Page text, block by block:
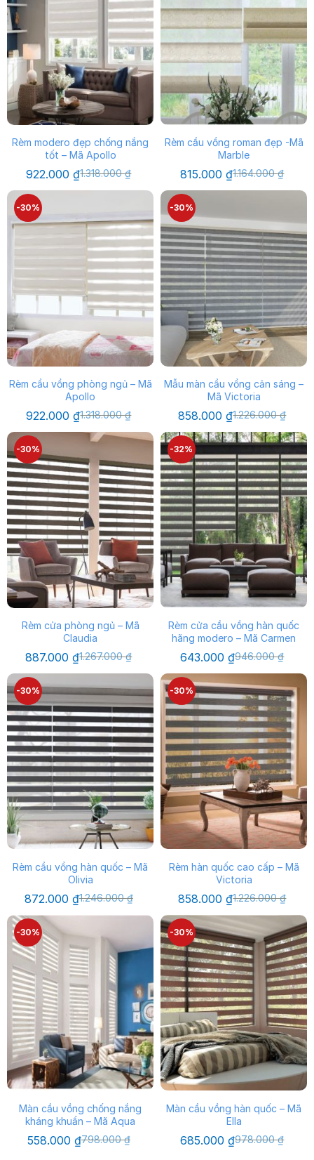
Rèm modero đẹp chống nắng
tốt – Mã Apollo
1.318.000₫
Giá
922.000₫Giá
922.000 ₫.
Rèm cầu vồng roman đẹp -Mã
Marble
1.164.000₫
Giá
815.000₫Giá
815.000 ₫.
-30%
Rèm cầu vồng phòng ngủ – Mã
Apollo
1.318.000₫
Giá
là:
922.000₫Giá
tại
922.000 ₫.
-30%
Mẫu màn cầu vồng cản sáng –
Mã Victoria
1.226.000₫
Giá
là:
1.226.000 ₫.
858.000₫Giá
tại
là:
858.000 ₫.
-30%
Rèm cửa phòng ngủ – Mã
Claudia
1.267.000₫
Giá
1.267.000 ₫.
887.000₫Giá
là:
887.000 ₫.
-32%
Rèm cửa cầu vồng hàn quốc
hãng modero – Mã Carmen
946.000₫
Giá
gốc
946.000 ₫.
643.000₫Giá
hiện
là:
643.000 ₫.
-30%
Rèm cầu vồng hàn quốc – Mã
Olivia
1.246.000₫
Giá
là:
872.000 ₫Giá
tại
872.000 ₫.
-30%
Rèm hàn quốc cao cấp – Mã
Victoria
1.226.000₫
Giá
là:
1.226.000 ₫.
858.000₫Giá
tại
là:
858.000 ₫.
-30%
Màn cầu vồng chống nắng
kháng khuẩn – Mã Aqua
798.000₫
Giá
gốc
558.000 ₫Giá
hiện
-30%
Màn cầu vồng hàn quốc – Mã
Ella
978.000₫
Giá
gốc
685.000₫Giá
hiện